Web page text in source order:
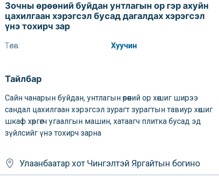
Зочны өрөөний буйдан унтлагын ор гэр ахуйн
цахилгаан хэрэгсэл бусад дагалдах хэрэгсэл
үнэ тохирч зар
Төлөв: Хуучин
Тайлбар
Сайн чанарын буйдан, унтлагын өрөөний ор хөшиг ширээ
сандал цахилгаан хэрэгсэл зурагт зурагтын тавиур хөшиг
шкаф хөргөгч угаалгын машин, хатаагч плитка бусад эд
зүйлсийг үнэ тохирч зарна
Улаанбаатар хот Чингэлтэй Яргайтын богино